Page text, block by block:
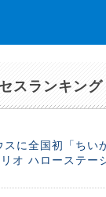
スランキング
スに全国初「ちい
オ ハローステー